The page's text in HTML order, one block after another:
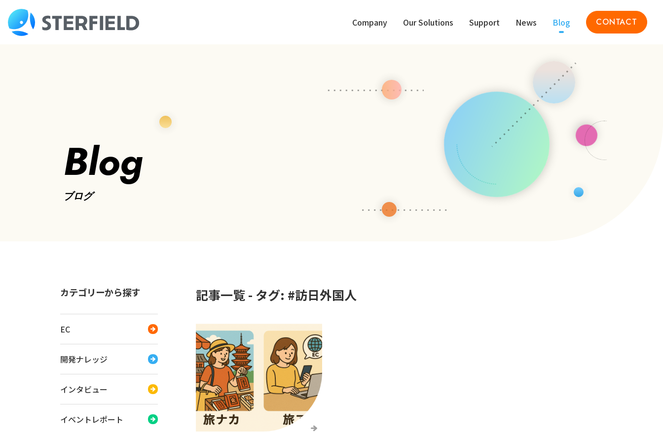
Company Our Solutions Support News Blog CONTACT
Blog
ブログ
カテゴリーから探す
EC
開発ナレッジ
インタビュー
イベントレポート
記事一覧 - タグ: #訪日外国人